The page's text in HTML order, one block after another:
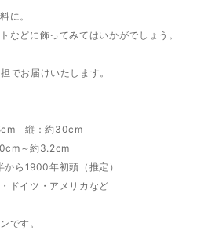
に。
などに飾ってみてはいかがでしょう。
でお届けいたします。
縦：約30cm
～約3.2cm
から1900年初頭（推定）
ドイツ・アメリカなど
です。